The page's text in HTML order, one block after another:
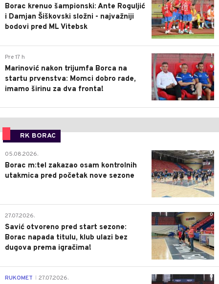
Borac krenuo šampionski: Ante Roguljić
i Damjan Šiškovski složni - najvažniji
bodovi pred ML Vitebsk
1
Pre 17 h
Marinović nakon trijumfa Borca na
startu prvenstva: Momci dobro rade,
imamo širinu za dva fronta!
RK BORAC
0
05.08.2026.
Borac m:tel zakazao osam kontrolnih
utakmica pred početak nove sezone
0
27.07.2026.
Savić otvoreno pred start sezone:
Borac napada titulu, klub ulazi bez
dugova prema igračima!
0
RUKOMET 27.07.2026.